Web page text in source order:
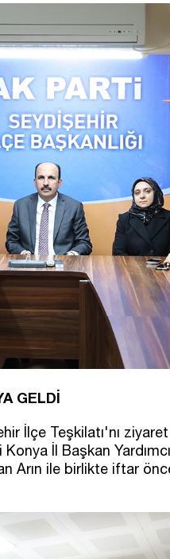
GELDİ
İlçe Teşkilatı'nı
İl Başkan
Arın ile birlikte iftar